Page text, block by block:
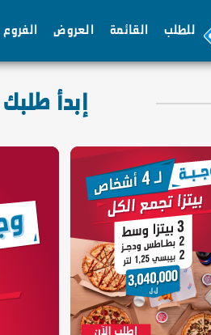
للطلب القائمة العروض الفروع
إبدأ طلبك